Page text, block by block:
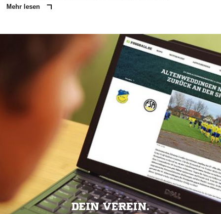
Mehr lesen
DEIN VEREIN.